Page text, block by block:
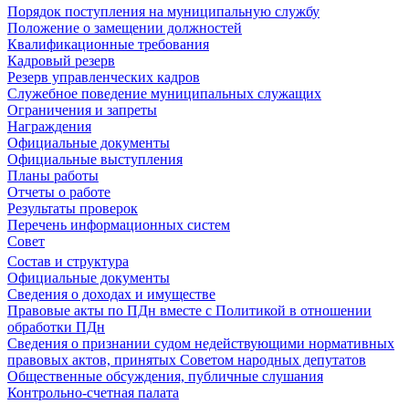
Порядок поступления на муниципальную службу
Положение о замещении должностей
Квалификационные требования
Кадровый резерв
Резерв управленческих кадров
Служебное поведение муниципальных служащих
Ограничения и запреты
Награждения
Официальные документы
Официальные выступления
Планы работы
Отчеты о работе
Результаты проверок
Перечень информационных систем
Совет
Состав и структура
Официальные документы
Сведения о доходах и имуществе
Правовые акты по ПДн вместе с Политикой в отношении
обработки ПДн
Сведения о признании судом недействующими нормативных
правовых актов, принятых Советом народных депутатов
Общественные обсуждения, публичные слушания
Контрольно-счетная палата